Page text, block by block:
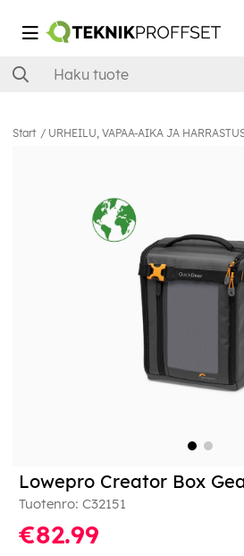
Start URHEILU, VAPAA-AIKA JA
Lowepro Creator Box
Tuotenro: C32151
€82.99